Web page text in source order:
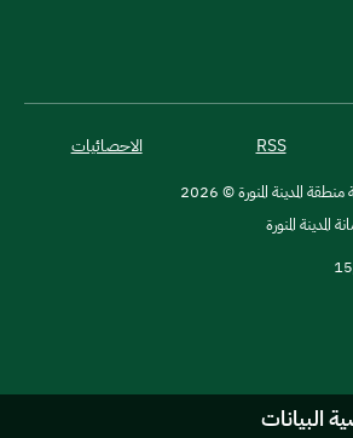
RSS الاحصائيات
المدينة المنورة © 2026
المنورة